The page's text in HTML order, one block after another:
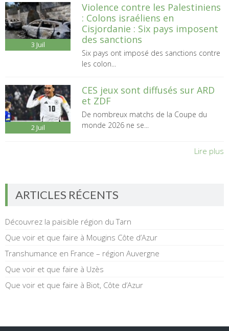
3 Juil
Violence contre les Palestiniens
: Colons israéliens en
Cisjordanie : Six pays imposent
des sanctions
Six pays ont imposé des sanctions contre
les colon...
2 Juil
CES jeux sont diffusés sur ARD
et ZDF
De nombreux matchs de la Coupe du
monde 2026 ne se...
Lire plus
ARTICLES RÉCENTS
Découvrez la paisible région du Tarn
Que voir et que faire à Mougins Côte d’Azur
Transhumance en France – région Auvergne
Que voir et que faire à Uzès
Que voir et que faire à Biot, Côte d’Azur